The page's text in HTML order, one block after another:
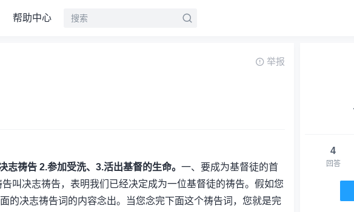
帮助中心
举报
祷告 2.参加受洗、3.活出基督的生命。 一、要成为基督徒的首
叫决志祷告，表明我们已经决定成为一位基督徒的祷告。假如您
的决志祷告词的内容念出。当您念完下面这个祷告词，您就是完
4
回答